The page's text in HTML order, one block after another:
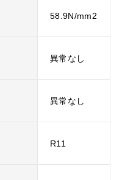
58.9N/mm2
異常なし
異常なし
R11